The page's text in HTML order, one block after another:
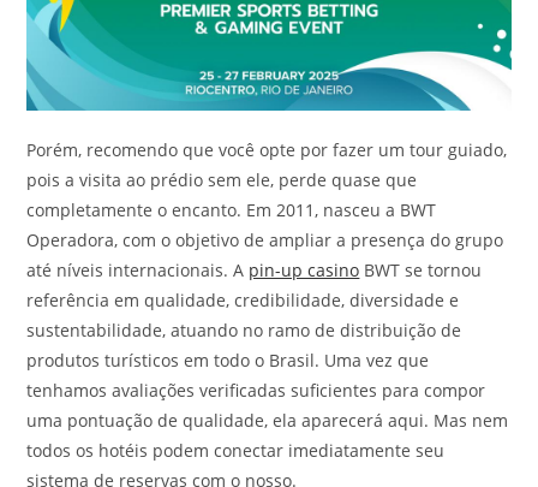
Porém, recomendo que você opte por fazer um tour guiado,
pois a visita ao prédio sem ele, perde quase que
completamente o encanto. Em 2011, nasceu a BWT
Operadora, com o objetivo de ampliar a presença do grupo
até níveis internacionais. A pin-up casino BWT se tornou
referência em qualidade, credibilidade, diversidade e
sustentabilidade, atuando no ramo de distribuição de
produtos turísticos em todo o Brasil. Uma vez que
tenhamos avaliações verificadas suficientes para compor
uma pontuação de qualidade, ela aparecerá aqui. Mas nem
todos os hotéis podem conectar imediatamente seu
sistema de reservas com o nosso.